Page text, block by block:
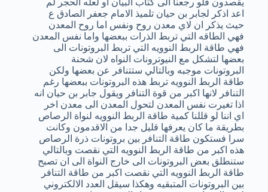
يقصدون فلو رجعنا الى كتاب البيان او لعله الحجر لم
اعد اذكر لجابر بن حيان تلميذ الامام جعفر الصادق ع
حيث يذكر ان لاي معدن روح ونفس اما روح المعدن
فهي الطاقه التي تربط الذرات ببعضها واما نفس المعدن
فهي طاقة الربط النوويه التي تربط البروتونات الى
بعضها لتشكل مع النيوترونات النواه لان شحنة
البروتونات موجبه وبالتالي ستتنافر عن بعضها ولكن
طاقة الربط النوويه تربط هذه البروتونات ببعضها رغم
التنافر لانها اكبر من قوة التنافر ويقول جابر بن حيان انه
اذا تغيرت نفس المعدن لتحول المعدن الى معدن اخر
اي اننا لو قللنا كمية طاقة الربط النوويه لنواة الرصاص
بطريقة ما كان يعرفها قليل جدا من الاقدمون وكانت
سرا فستكون طاقة التنافر بين بروتونات ذرة الرصاص
هذه اكبر من طاقة الربط النوويه التي نقصت وبالتالي
ستنطلق بعض البروتونات الى خارج النواة الى ان تصبح
طاقة الربط النوويه التي نقصت اكبر من طاقة التنافر
بين البروتونات المتبقيه وهكذا سيقل العدد الالكتروني